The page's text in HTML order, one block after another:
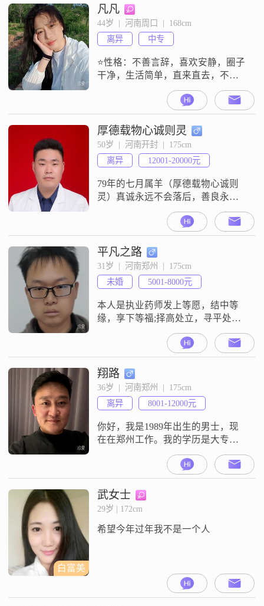
生活在河南的单身女士，身高1.6米
以上，没有孩子或有孩子不随女方
生活，有单位工作或有顾定收入的
单身女士一起走完人生的道路，本
人身高1.78，75公斤，有房有车
凡凡
44岁  |  河南周口  |  168cm
离异
中专
⭐性格：不善言辞，喜欢安静，圈子
干净，生活简单，直来直去，不喜
欢拐弯抹角。⭐希望对方：年龄40-
50岁之间、净身高172cm以上，沉稳
低调，情绪稳定，遇事愿意沟通解
决、不逃避，三观端正；偶尔可以
喝酒，无不良嗜好，社交圈子干
净。抱有其他目的的请勿打扰，时
间宝贵，不浪费双方精力，望理
解。
厚德载物心诚则灵
50岁  |  河南开封  |  175cm
离异
12001-20000元
79年的七月属羊（厚德载物心诚则
灵）真诚永远不会落后，善良永远
不会淘汰，遇一位互相珍惜的，懂
得的人，值得的人，互相深爱的人
度过后半生，人品好不好，责任心
有没有，真心的相处，没有一个傻
子，不要玩心眼，耍心机，伤不
起。希望遇到一位真诚善良，贤惠
以家为中心的，互相的心安，互相
的依靠，互相的真心陪伴，心心相
印，我会爰你如命。《
平凡之路
31岁  |  河南郑州  |  175cm
未婚
5001-8000元
本人是执业药师发上等愿，结中等
缘，享下等福;择高处立，寻平处
住，向宽处行。PS：心灵测试结
果：1.你在控制花销上有自己的一
套，不认同盲目消费。你崇尚节
俭，有一定的理财意识。遇到你这
样会过日子的人，真的是棒极了
呢。2.你的内心希望得到别人的认
可，但低调的性格，使得很少有人
能真正走进你的内心，对于恋人来
说你就像一座宝藏，越
翔路
36岁  |  河南郑州  |  175cm
离异
8001-12000元
你好，我是1989年出生的男士，现
在在郑州工作。我的学历是大专，
月收入在8001到12000元之间。我是
一个真诚可靠的人，平时性格稳重
可靠，也很随和易相处。生活中我
比较幽默风趣，喜欢和身边的人轻
松交流。我比较看重相互尊重的相
础。平时我也热衷自我提升，会花
白富美
武女士
29岁 | 172cm
希望今年过年我不是一个人